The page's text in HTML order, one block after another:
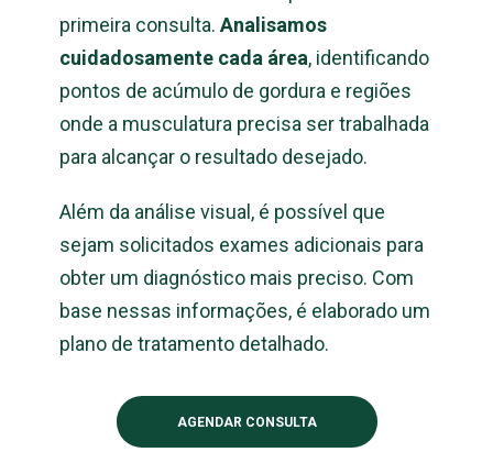
primeira consulta. Analisamos
cuidadosamente cada área, identificando
pontos de acúmulo de gordura e regiões
onde a musculatura precisa ser trabalhada
para alcançar o resultado desejado.
Além da análise visual, é possível que
sejam solicitados exames adicionais para
obter um diagnóstico mais preciso. Com
base nessas informações, é elaborado um
plano de tratamento detalhado.
AGENDAR CONSULTA